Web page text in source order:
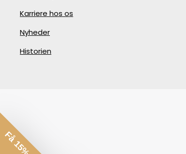
Karriere hos os
Nyheder
Historien